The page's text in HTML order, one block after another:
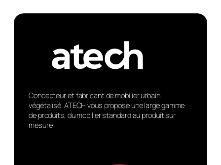
Concepteur et fabricant de mobilier urbain
végétalisé. ATECH vous propose une large gamme
de produits, du mobilier standard au produit sur
mesure